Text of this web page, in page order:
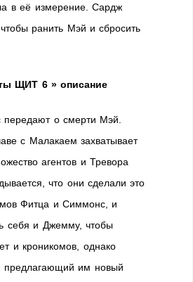
в её измерение. Сардж
ранить Мэй и сбросить
ЩИТ 6 » описание
о смерти Мэй.
с Малакаем захватывает
агентов и Тревора
что они сделали это
Фитца и Симмонс, и
себя и Джемму, чтобы
и кроникомов, однако
предлагающий им новый